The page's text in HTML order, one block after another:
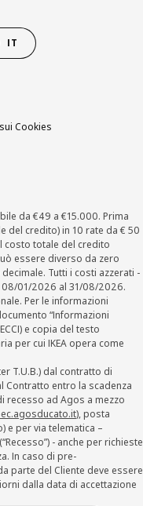
IT
Cookies
da €49 a €15.000. Prima
del credito) in 10 rate da € 50
costo totale del credito
essere diverso da zero
Tutti i costi azzerati -
01/2026 al 31/08/2026.
Per le informazioni
“Informazioni
e copia del testo
per cui IKEA opera come
T.U.B.) dal contratto di
Contratto entro la scadenza
recesso ad Agos a mezzo
), posta
e per via telematica –
(“Recesso”) - anche per richieste
In caso di pre-
parte del Cliente deve essere
dalla data di accettazione